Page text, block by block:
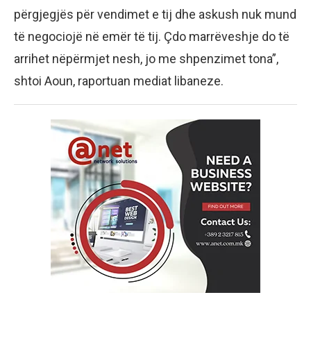
përgjegjës për vendimet e tij dhe askush nuk mund
të negociojë në emër të tij. Çdo marrëveshje do të
arrihet nëpërmjet nesh, jo me shpenzimet tona”,
shtoi Aoun, raportuan mediat libaneze.